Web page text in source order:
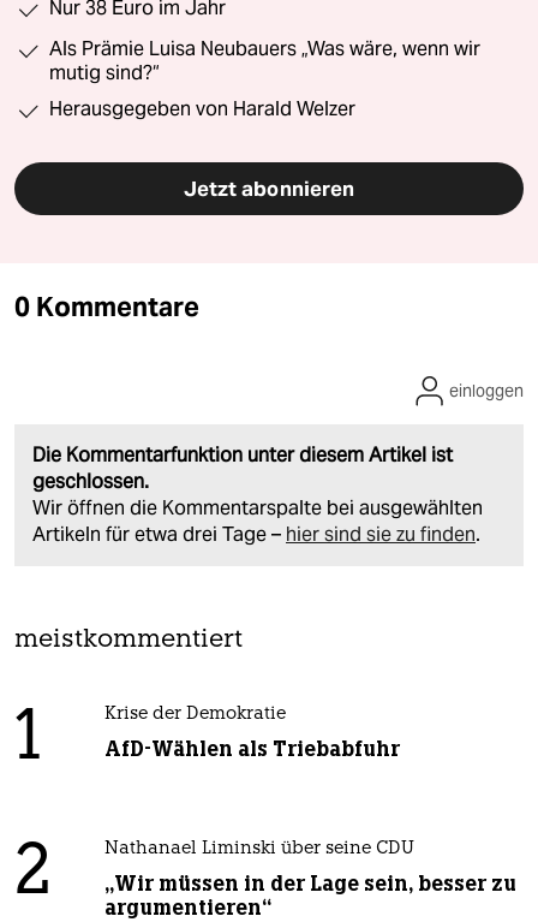
Nur 38 Euro im Jahr
Als Prämie Luisa Neubauers „Was wäre, wenn wir
mutig sind?“
Herausgegeben von Harald Welzer
Jetzt abonnieren
0 Kommentare
Die Kommentarfunktion unter diesem Artikel ist
geschlossen.
Wir öffnen die Kommentarspalte bei ausgewählten
Artikeln für etwa drei Tage – hier sind sie zu finden.
einloggen
meistkommentiert
1 Krise der Demokratie
AfD-Wählen als Triebabfuhr
2 Nathanael Liminski über seine CDU
„Wir müssen in der Lage sein, besser zu
argumentieren“